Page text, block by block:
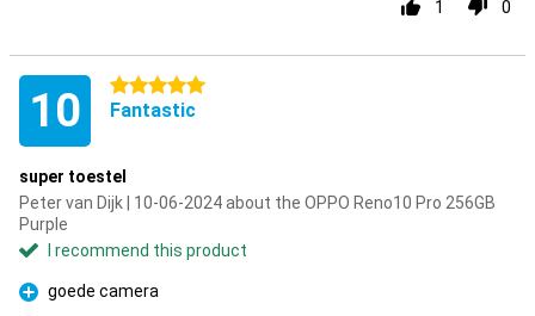
1 0
10 5 stars
Fantastic
super toestel
Peter van Dijk | 10-06-2024 about the OPPO Reno10 Pro 256GB
Purple
I recommend this product
Pro
goede camera